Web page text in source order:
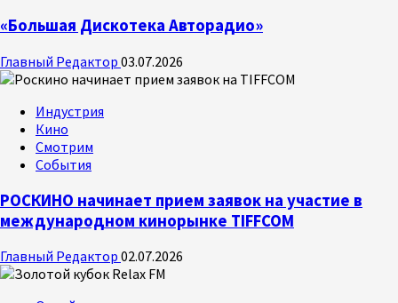
«Большая Дискотека Авторадио»
Главный Редактор 03.07.2026
Индустрия
Кино
Смотрим
События
РОСКИНО начинает прием заявок на участие в
международном кинорынке TIFFCOM
Главный Редактор 02.07.2026